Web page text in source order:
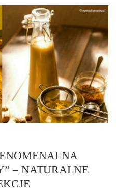
– NATURALNE